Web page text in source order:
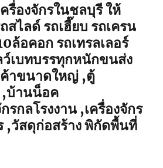
รื่องจักรในชลบุรี ให้
สไลด์ รถเฮี๊ยบ รถเครน
ล้อคอก รถเทรลเลอร์
เบทบรรทุกหนักขนส่ง
าขนาดใหญ่ ,ตู้
,บ้านน็อค
รกลโรงงาน ,เครื่องจักร
,วัสดุก่อสร้าง พิกัดพื้นที่